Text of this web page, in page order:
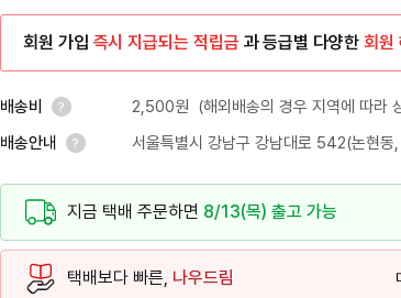
회원 가입 즉시 지급되는 적립금 과 등급별 다양한 회원
배송비 2,500원 (해외배송의 경우 지역에 따라
배송안내
서울특별시 강남구 강남대로 542(논현동
지금 택배 주문하면 8/13(목) 출고 가능
택배보다 빠른, 나우드림